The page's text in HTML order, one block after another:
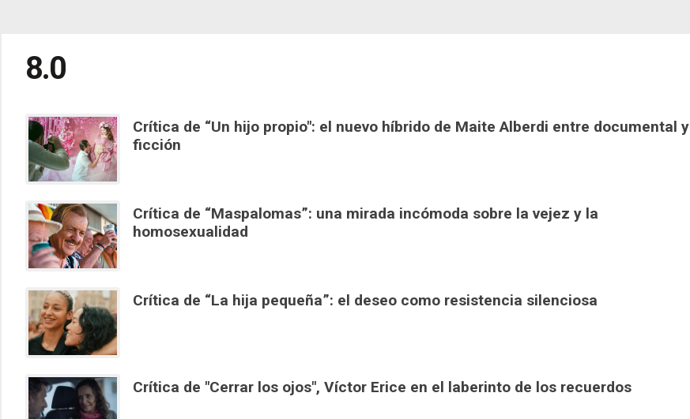
8.0
Crítica de “Un hijo propio": el nuevo híbrido de Maite Alberdi entre documental y
ficción
Crítica de “Maspalomas”: una mirada incómoda sobre la vejez y la
homosexualidad
Crítica de “La hija pequeña”: el deseo como resistencia silenciosa
Crítica de "Cerrar los ojos", Víctor Erice en el laberinto de los recuerdos